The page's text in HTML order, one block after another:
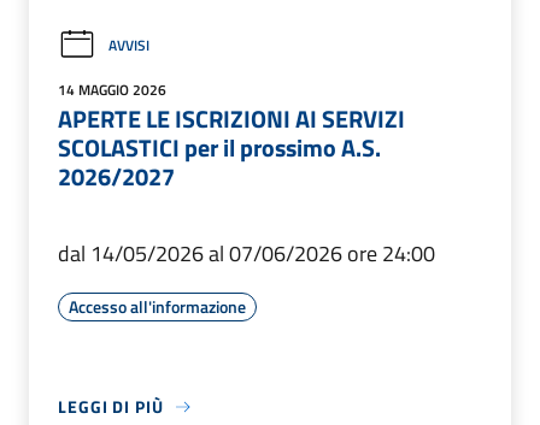
AVVISI
14 MAGGIO 2026
APERTE LE ISCRIZIONI AI SERVIZI
SCOLASTICI per il prossimo A.S.
2026/2027
dal 14/05/2026 al 07/06/2026 ore 24:00
Accesso all'informazione
LEGGI DI PIÙ